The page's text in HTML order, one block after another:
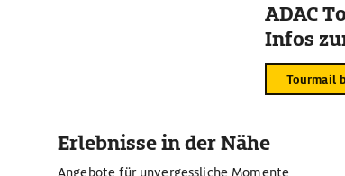
ADAC
Infos
Tourmail
Erlebnisse in der Nähe
Angebote für unvergessliche Momente